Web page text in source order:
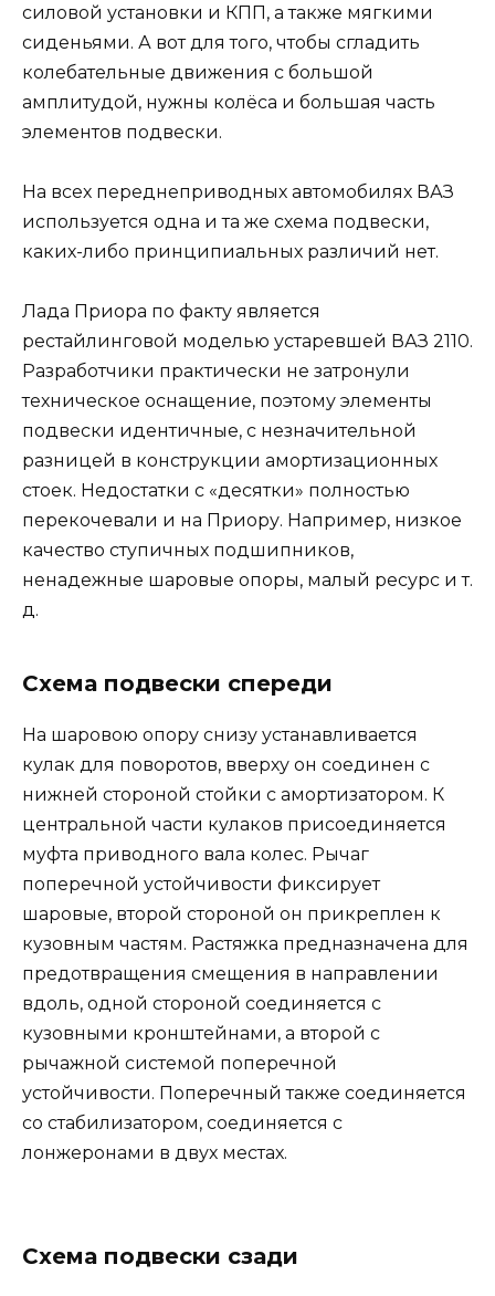
силовой установки и КПП, а также мягкими
сиденьями. А вот для того, чтобы сгладить
колебательные движения с большой
амплитудой, нужны колёса и большая часть
элементов подвески.
На всех переднеприводных автомобилях ВАЗ
используется одна и та же схема подвески,
каких-либо принципиальных различий нет.
Лада Приора по факту является
рестайлинговой моделью устаревшей ВАЗ 2110.
Разработчики практически не затронули
техническое оснащение, поэтому элементы
подвески идентичные, с незначительной
разницей в конструкции амортизационных
стоек. Недостатки с «десятки» полностью
перекочевали и на Приору. Например, низкое
качество ступичных подшипников,
ненадежные шаровые опоры, малый ресурс и т.
д.
Схема подвески спереди
На шаровою опору снизу устанавливается
кулак для поворотов, вверху он соединен с
нижней стороной стойки с амортизатором. К
центральной части кулаков присоединяется
муфта приводного вала колес. Рычаг
поперечной устойчивости фиксирует
шаровые, второй стороной он прикреплен к
кузовным частям. Растяжка предназначена для
предотвращения смещения в направлении
вдоль, одной стороной соединяется с
кузовными кронштейнами, а второй с
рычажной системой поперечной
устойчивости. Поперечный также соединяется
со стабилизатором, соединяется с
лонжеронами в двух местах.
Схема подвески сзади